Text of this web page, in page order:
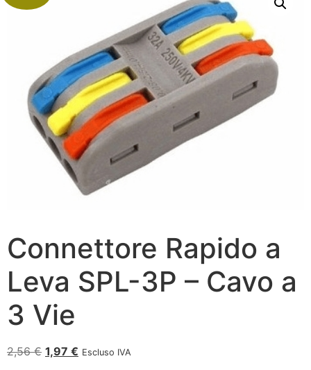
Connettore Rapido a
Leva SPL-3P – Cavo a
3 Vie
2,56€ 1,97 € Escluso IVA